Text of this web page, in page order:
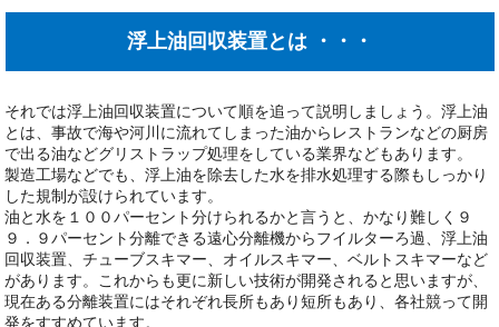
浮上油回収装置とは ・・・
それでは浮上油回収装置について順を追って説明しましょう。浮上油
とは、事故で海や河川に流れてしまった油からレストランなどの厨房
で出る油などグリストラップ処理をしている業界などもあります。
製造工場などでも、浮上油を除去した水を排水処理する際もしっかり
した規制が設けられています。
油と水を１００パーセント分けられるかと言うと、かなり難しく９
９．９パーセント分離できる遠心分離機からフイルターろ過、浮上油
回収装置、チューブスキマー、オイルスキマー、ベルトスキマーなど
があります。これからも更に新しい技術が開発されると思いますが、
現在ある分離装置にはそれぞれ長所もあり短所もあり、各社競って開
発をすすめています。